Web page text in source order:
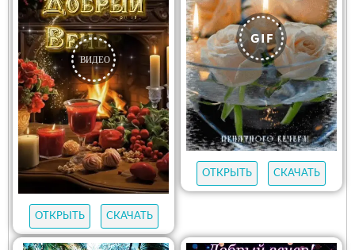
ОТКРЫТЬ СКАЧАТЬ
ОТКРЫТЬ СКАЧАТЬ